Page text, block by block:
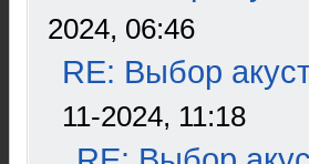
2024, 06:46
RE: Выбор
11-2024, 11:18